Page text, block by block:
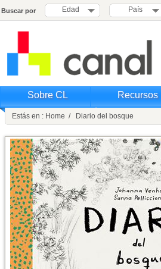
Buscar por Edad País
Sobre CL Recursos
Estás en : Home / Diario del bosque